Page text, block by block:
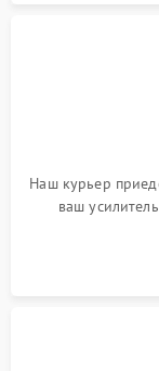
Наш курьер
ваш